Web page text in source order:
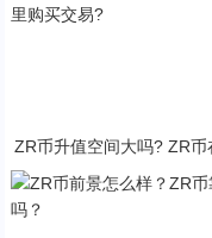
ZR币升值空间大吗? ZR币